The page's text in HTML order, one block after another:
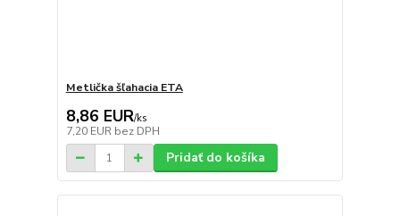
Metlička šľahacia ETA
8,86 EUR/ks
7,20 EUR bez DPH
Pridať do košíka